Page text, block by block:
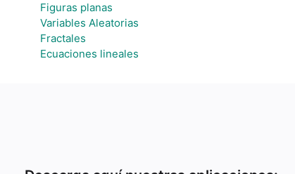
Figuras planas
Variables Aleatorias
Fractales
Ecuaciones lineales